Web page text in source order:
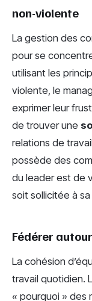
non-violente
La gestion des
pour se
utilisant les
violente, le
exprimer leur
de trouver une
relations de
possède des
du leader est de
soit sollicitée à
Fédérer
La cohésion
travail quotidien.
« pourquoi » des